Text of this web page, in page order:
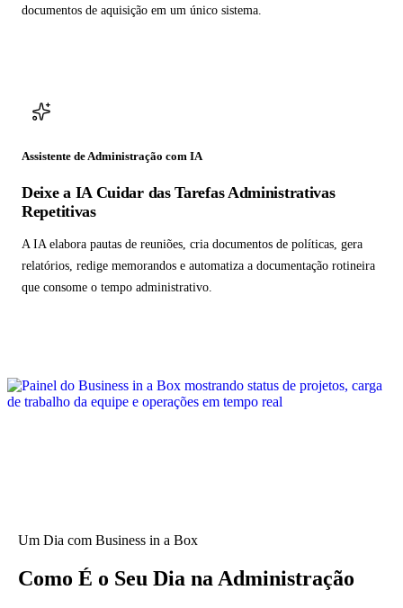
documentos de aquisição em um único sistema.
Assistente de Administração com IA
Deixe a IA Cuidar das Tarefas Administrativas
Repetitivas
A IA elabora pautas de reuniões, cria documentos de políticas, gera
relatórios, redige memorandos e automatiza a documentação rotineira
que consome o tempo administrativo.
Um Dia com Business in a Box
Como É o Seu Dia na Administração